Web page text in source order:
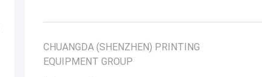
CHUANGDA (SHENZHEN) PRINTING
EQUIPMENT GROUP